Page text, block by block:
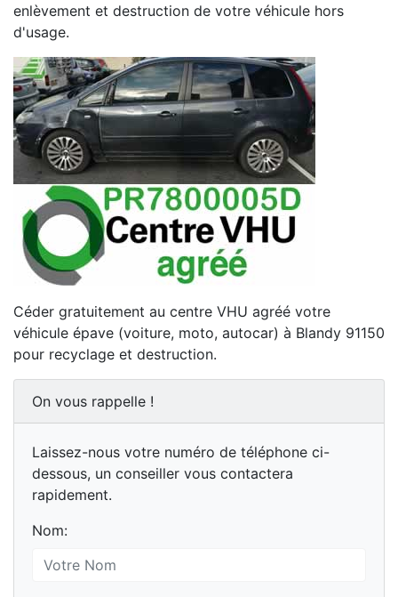
enlèvement et destruction de votre véhicule hors
d'usage.
Céder gratuitement au centre VHU agréé votre
véhicule épave (voiture, moto, autocar) à Blandy 91150
pour recyclage et destruction.
On vous rappelle !
Laissez-nous votre numéro de téléphone ci-
dessous, un conseiller vous contactera
rapidement.
Nom: